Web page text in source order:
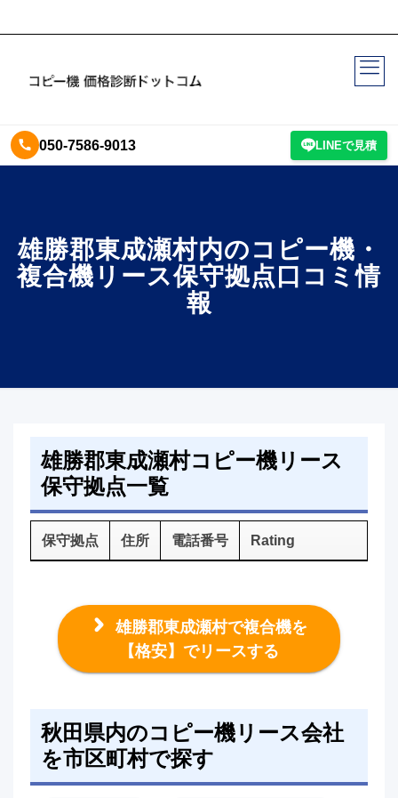
050-7586-9013 LINEで見積
雄勝郡東成瀬村内のコピー機・
複合機リース保守拠点口コミ情
報
雄勝郡東成瀬村コピー機リース
保守拠点一覧
保守拠点 住所 電話番号 Rating
雄勝郡東成瀬村で複合機を
【格安】でリースする
秋田県内のコピー機リース会社
を市区町村で探す